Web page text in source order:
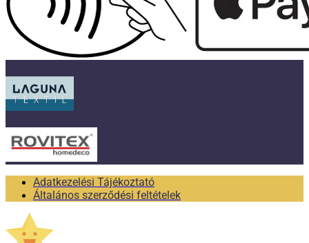
Adatkezelési Tájékoztató
Általános szerződési feltételek